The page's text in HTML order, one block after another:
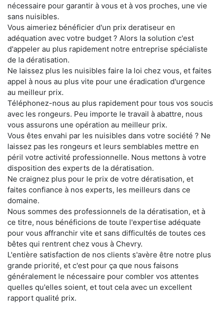
nécessaire pour garantir à vous et à vos proches, une vie
sans nuisibles.
Vous aimeriez bénéficier d'un prix deratiseur en
adéquation avec votre budget ? Alors la solution c'est
d'appeler au plus rapidement notre entreprise spécialiste
de la dératisation.
Ne laissez plus les nuisibles faire la loi chez vous, et faites
appel à nous au plus vite pour une éradication d'urgence
au meilleur prix.
Téléphonez-nous au plus rapidement pour tous vos soucis
avec les rongeurs. Peu importe le travail à abattre, nous
vous assurons une opération au meilleur prix.
Vous êtes envahi par les nuisibles dans votre société ? Ne
laissez pas les rongeurs et leurs semblables mettre en
péril votre activité professionnelle. Nous mettons à votre
disposition des experts de la dératisation.
Ne craignez plus pour le prix de votre dératisation, et
faites confiance à nos experts, les meilleurs dans ce
domaine.
Nous sommes des professionnels de la dératisation, et à
ce titre, nous bénéficions de toute l'expertise adéquate
pour vous affranchir vite et sans difficultés de toutes ces
bêtes qui rentrent chez vous à Chevry.
L'entière satisfaction de nos clients s'avère être notre plus
grande priorité, et c'est pour ça que nous faisons
généralement le nécessaire pour combler vos attentes
quelles qu'elles soient, et tout cela avec un excellent
rapport qualité prix.